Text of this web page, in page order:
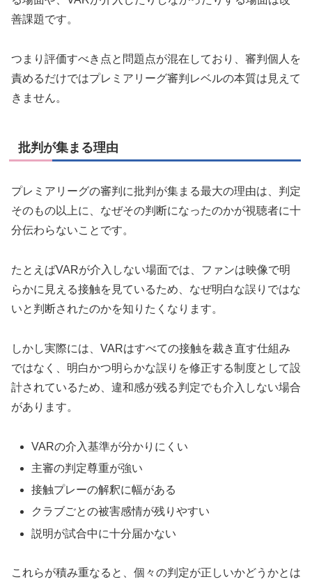
善課題です。
つまり評価すべき点と問題点が混在しており、審判個人を
責めるだけではプレミアリーグ審判レベルの本質は見えて
きません。
批判が集まる理由
プレミアリーグの審判に批判が集まる最大の理由は、判定
そのもの以上に、なぜその判断になったのかが視聴者に十
分伝わらないことです。
たとえばVARが介入しない場面では、ファンは映像で明
らかに見える接触を見ているため、なぜ明白な誤りではな
いと判断されたのかを知りたくなります。
しかし実際には、VARはすべての接触を裁き直す仕組み
ではなく、明白かつ明らかな誤りを修正する制度として設
計されているため、違和感が残る判定でも介入しない場合
があります。
VARの介入基準が分かりにくい
主審の判定尊重が強い
接触プレーの解釈に幅がある
クラブごとの被害感情が残りやすい
説明が試合中に十分届かない
これらが積み重なると、個々の判定が正しいかどうかとは